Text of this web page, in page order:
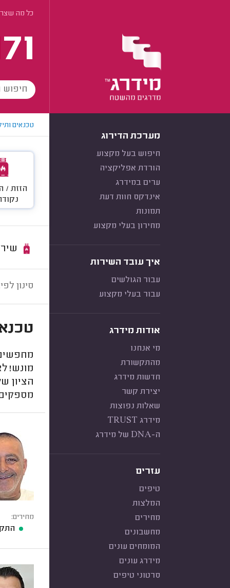
כל מה
מערכת הדירוג
חיפוש בעל מקצוע
הורדת אפליקציה
ערים במידרג
אינדקס חוות דעת
תמונות
מחירון בעלי מקצוע
איך עובד השירות
עבור הגולשים
עבור בעלי מקצוע
אודות מידרג
מי אנחנו
מהתקשורת
חדשות מידרג
יצירת קשר
שאלות נפוצות
מידרג TRUST
ה-DNA של מידרג
עזרים
טיפים
המלצות
מחירים
מחשבונים
המומחים עונים
מידרג עונים
סרטוני טיפים
טכנאים
הזזת /
סינון
מונש!
הציון
מחירים: